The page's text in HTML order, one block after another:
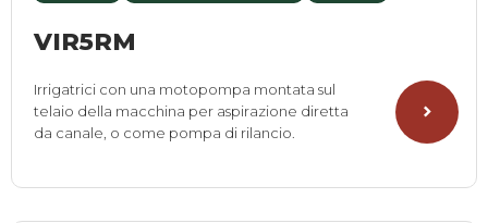
VIR5RM
Irrigatrici con una motopompa montata sul
telaio della macchina per aspirazione diretta
da canale, o come pompa di rilancio.